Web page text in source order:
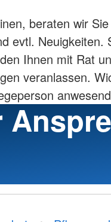
beraten wir
evtl.
Ihnen mit Rat
veranlassen.